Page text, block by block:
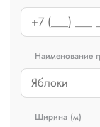
Наименование
Ширина (м)